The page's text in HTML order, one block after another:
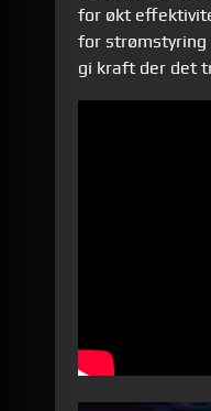
for økt
for strømstyring
gi kraft der det